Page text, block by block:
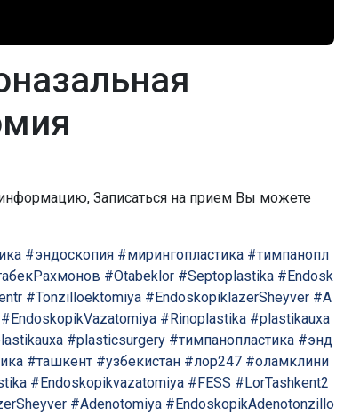
Записаться на прием Вы можете
#эндоскопия #мирингопластика #тимпанопл
#Otabeklor #Septoplastika #Endosk
#Tonzilloektomiya #EndoskopiklazerSheyver #A
#EndoskopikVazatomiya #Rinoplastika #plastikauxa
#plasticsurgery #тимпанопластика #энд
#ташкент #узбекистан #лор247 #оламклини
#Endoskopikvazatomiya #FESS #LorTashkent2
#Adenotomiya #EndoskopikAdenotonzillo